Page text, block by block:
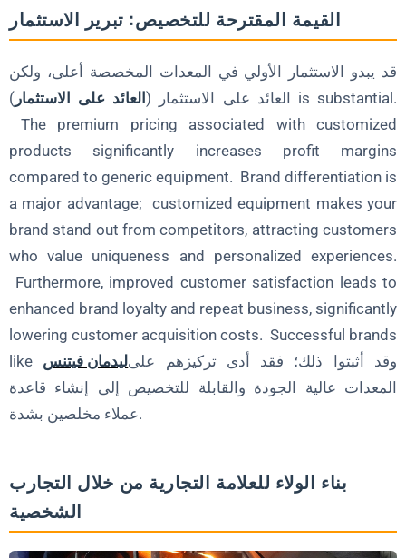
القيمة المقترحة للتخصيص: تبرير الاستثمار
قد يبدو الاستثمار الأولي في المعدات المخصصة أعلى، ولكن
العائد على الاستثمار (العائد على الاستثمار ) is substantial.
The premium pricing associated with customized
products significantly increases profit margins
compared to generic equipment. Brand differentiation is
a major advantage; customized equipment makes your
brand stand out from competitors, attracting customers
who value uniqueness and personalized experiences.
Furthermore, improved customer satisfaction leads to
enhanced brand loyalty and repeat business, significantly
lowering customer acquisition costs. Successful brands
like ليدمان فيتنسوقد أثبتوا ذلك؛ فقد أدى تركيزهم على
المعدات عالية الجودة والقابلة للتخصيص إلى إنشاء قاعدة
عملاء مخلصين بشدة.
بناء الولاء للعلامة التجارية من خلال التجارب
الشخصية